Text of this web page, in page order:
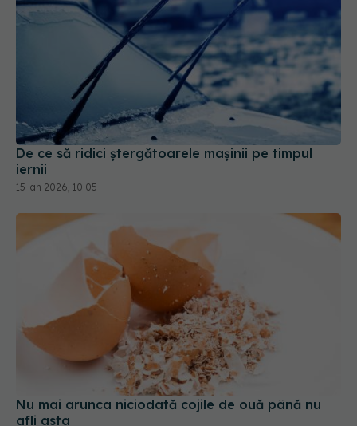
De ce să ridici ștergătoarele mașinii pe timpul
iernii
15 ian 2026, 10:05
Nu mai arunca niciodată cojile de ouă până nu
afli asta